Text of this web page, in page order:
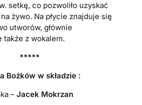
setkę, co pozwoliło uzyskać
żywo. Na płycie znajduje się
utworów, głównie
także z wokalem.
*****
Bożków w składzie :
– Jacek Mokrzan